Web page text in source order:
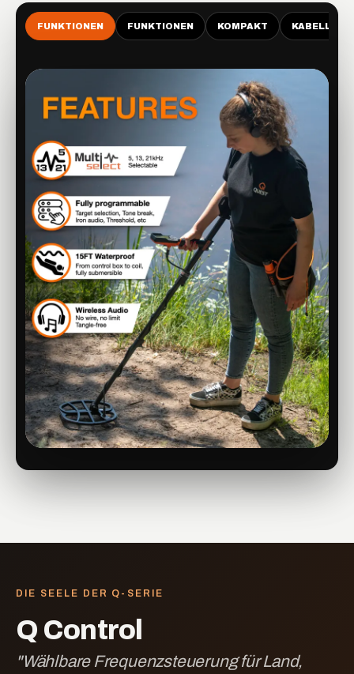
FUNKTIONEN FUNKTIONEN KOMPAKT KABELLOS-
DIE SEELE DER Q-SERIE
Q Control
"Wählbare Frequenzsteuerung für Land,